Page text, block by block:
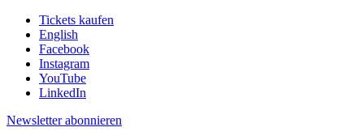
Tickets kaufen
English
Facebook
Instagram
YouTube
LinkedIn
Newsletter abonnieren